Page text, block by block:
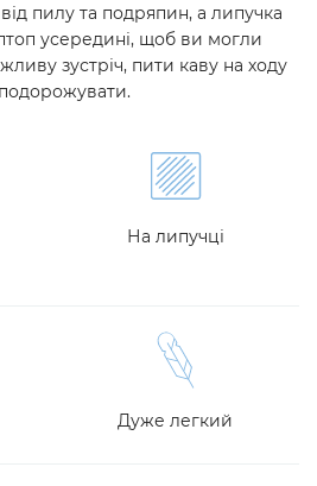
пилу та подряпин, а липучка
усередині, щоб ви могли
зустріч, пити каву на ходу
На липучці
Дуже легкий